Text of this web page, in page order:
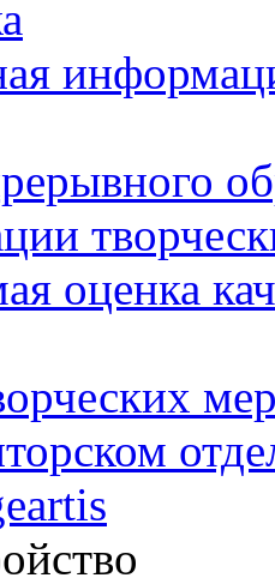
оценка